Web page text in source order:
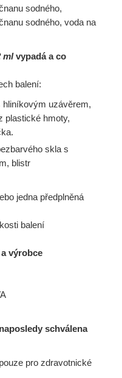
sodného,
sodného, voda na
mlvypadá a co
balení:
uzávěrem,
plastické hmoty,
skla s
blistr
jedna předplněná
balení
výrobce
schválena
pro zdravotnické